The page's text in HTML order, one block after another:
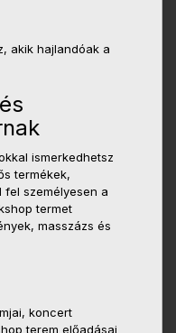
akik hajlandóak a
ismerkedhetsz
termékek,
fel személyesen a
termet
masszázs és
koncert
terem előadásai